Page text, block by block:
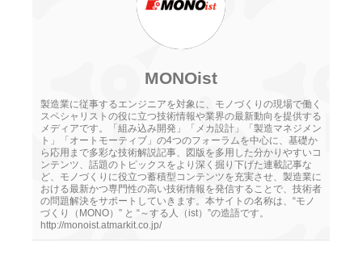
MONOist
製造業に従事するエンジニアを対象に、モノづくりの現場で働く
スペシャリストの役に立つ技術情報や業界の最新動向を提供する
メディアです。「組み込み開発」「メカ設計」「製造マネジメン
ト」「オートモーティブ」の4つのフォーラムを中心に、基礎か
ら応用まで多彩な技術解説記事、図版を多用した分かりやすいコ
ンテンツ、話題のトピックスをより深く掘り下げた連載記事な
ど、モノづくりに役立つ蓄積型コンテンツを充実させ、製造業に
おける最新かつ専門性の高い技術情報を発信することで、技術者
の問題解決をサポートしていきます。本サイトの名称は、“モノ
づくり（MONO）” と “～する人（ist）”の造語です。
http://monoist.atmarkit.co.jp/